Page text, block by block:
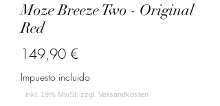
Moze Breeze Two - Original
Red
149,90 €Precio
Impuesto incluido